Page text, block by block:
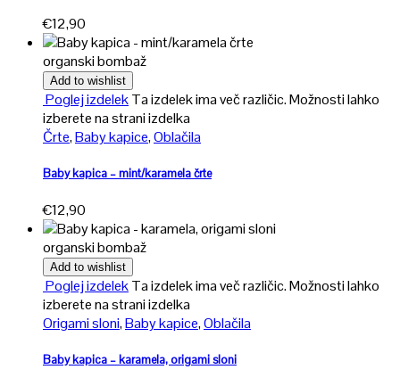
€12,90
organski bombaž
Add to wishlist
Poglej izdelekTa izdelek ima več različic. Možnosti lahko
izberete na strani izdelka
Črte,Baby kapice,Oblačila
Baby kapica – mint/karamela črte
€12,90
organski bombaž
Add to wishlist
Poglej izdelekTa izdelek ima več različic. Možnosti lahko
izberete na strani izdelka
Origami sloni,Baby kapice,Oblačila
Baby kapica – karamela, origami sloni